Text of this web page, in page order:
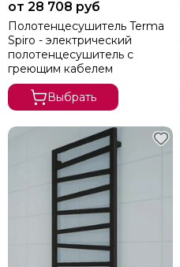
от 28 708 руб
Полотенцесушитель Terma
Spiro - электрический
полотенцесушитель с
греющим кабелем
Выбрать